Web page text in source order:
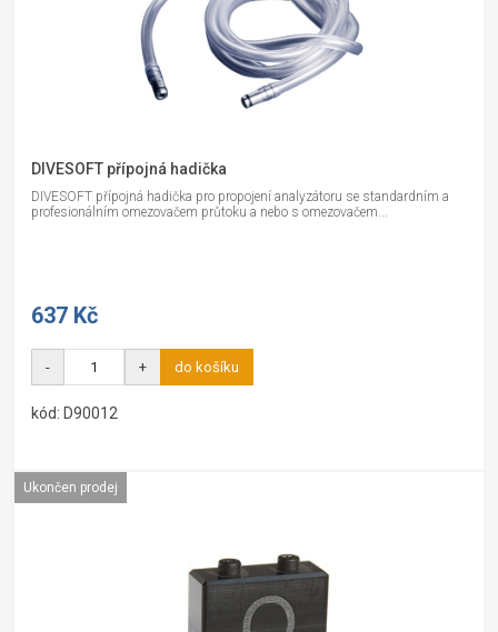
DIVESOFT přípojná hadička
DIVESOFT přípojná hadička pro propojení analyzátoru se standardním a
profesionálním omezovačem průtoku a nebo s omezovačem...
637 Kč
- + do košíku
kód: D90012
Ukončen prodej